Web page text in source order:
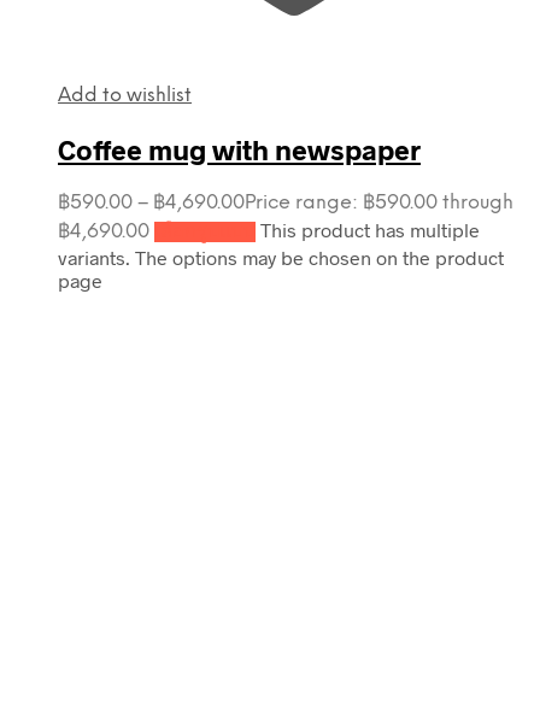
Add to wishlist
Coffee mug with newspaper
฿590.00 – ฿4,690.00Price range: ฿590.00 through
฿4,690.00
This product has multiple
variants. The options may be chosen on the product
page